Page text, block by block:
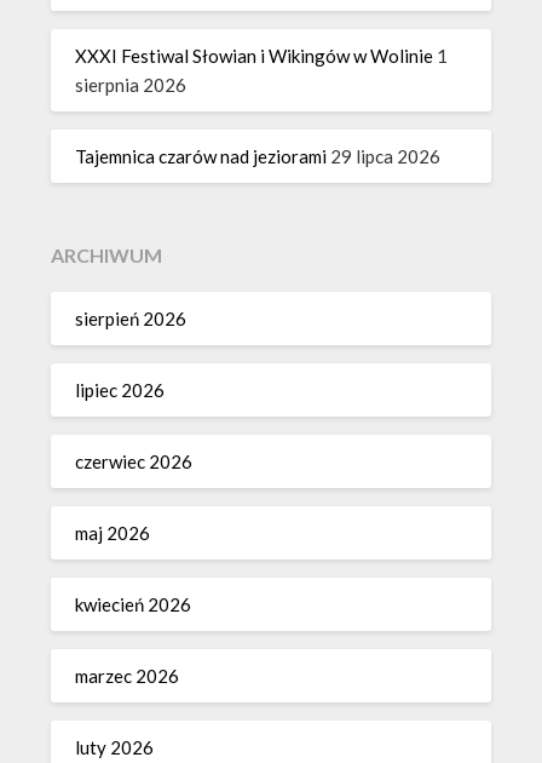
XXXI Festiwal Słowian i Wikingów w Wolinie 1
sierpnia 2026
Tajemnica czarów nad jeziorami 29 lipca 2026
ARCHIWUM
sierpień 2026
lipiec 2026
czerwiec 2026
maj 2026
kwiecień 2026
marzec 2026
luty 2026